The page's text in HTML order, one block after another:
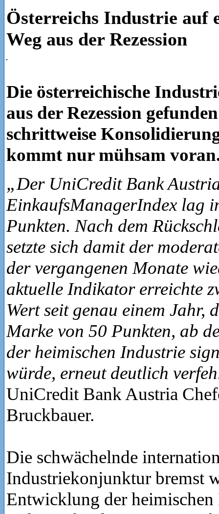
Österreichs Industrie auf
Weg aus der Rezession
Die österreichische
aus der Rezession
schrittweise
kommt nur mühsam
„Der UniCredit Bank
EinkaufsManagerIndex lag
Punkten. Nach dem
setzte sich damit der
der vergangenen Monate
aktuelle Indikator erreichte
Wert seit genau einem Jahr,
Marke von 50 Punkten, ab
der heimischen Industrie
würde, erneut deutlich
UniCredit Bank Austria
Bruckbauer.
Die schwächelnde
Industriekonjunktur bremst
Entwicklung der